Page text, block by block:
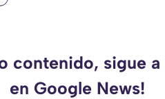
contenido, sigue
en Google News!